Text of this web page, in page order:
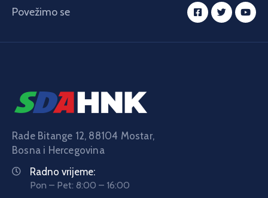
Povežimo se
Rade Bitange 12, 88104 Mostar,
Bosna i Hercegovina
Radno vrijeme:
Pon – Pet: 8:00 – 16:00